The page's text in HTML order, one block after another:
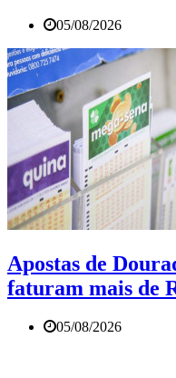
05/08/2026
Apostas de
faturam mais de
05/08/2026